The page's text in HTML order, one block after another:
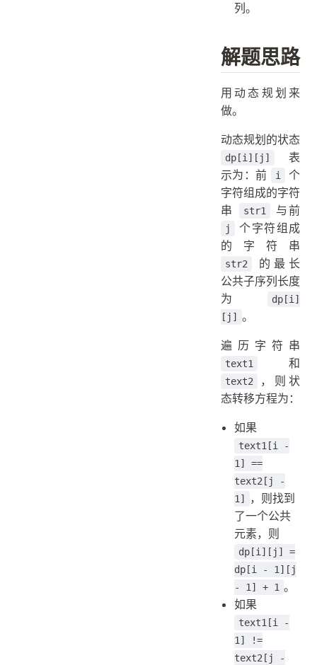
列。
解题思路
用动态规划来
做。
动态规划的状态
dp[i][j]
表
示为：前
i
个
字符组成的字符
串
str1 与前
j
个字符组成
的字符串
str2
的最长
公共子序列长度
为
dp[i]
[j]
。
遍历字符串
text1 和
text2
，则状
态转移方程为：
如果
text1[i -
1] ==
text2[j -
1]
，则找到
了一个公共
元素，则
dp[i][j] =
dp[i - 1][j
- 1] + 1 。
如果
text1[i -
1] !=
text2[j -